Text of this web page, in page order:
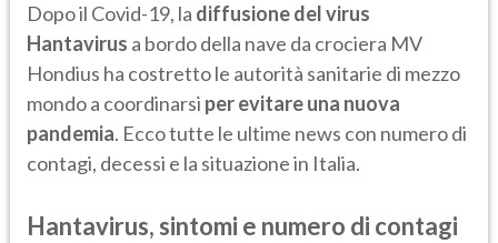
Dopo il Covid-19, la diffusione del virus
Hantavirus a bordo della nave da crociera MV
Hondius ha costretto le autorità sanitarie di mezzo
mondo a coordinarsi per evitare una nuova
pandemia. Ecco tutte le ultime news con numero di
contagi, decessi e la situazione in Italia.
Hantavirus, sintomi e numero di contagi